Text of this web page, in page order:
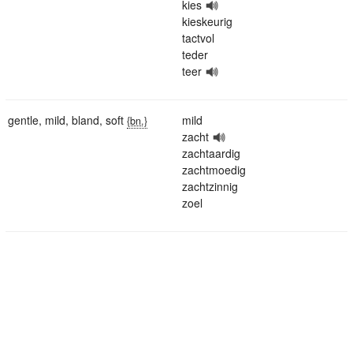
kies
kieskeurig
tactvol
teder
teer
gentle, mild, bland, soft {bn.}
mild
zacht
zachtaardig
zachtmoedig
zachtzinnig
zoel